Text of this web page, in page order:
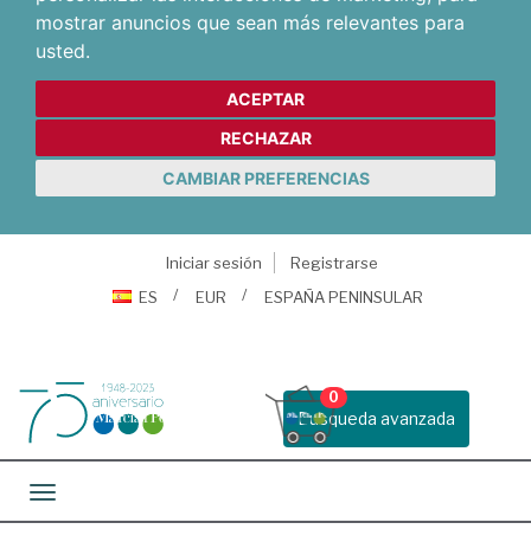
mostrar anuncios que sean más relevantes para
usted.
ACEPTAR
RECHAZAR
CAMBIAR PREFERENCIAS
Iniciar sesión
Registrarse
ES
EUR ESPAÑA PENINSULAR
Busqueda avanzada
0
Toggle navigation